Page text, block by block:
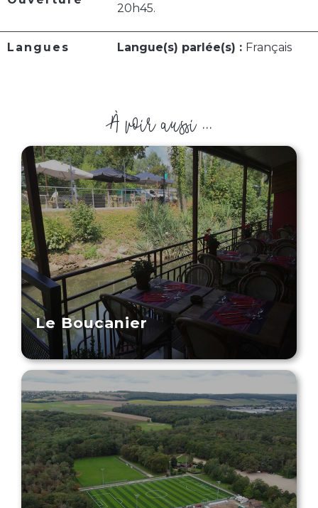
20h45.
Langues Langue(s) parlée(s) : Français
À voir aussi ...
Le Boucanier